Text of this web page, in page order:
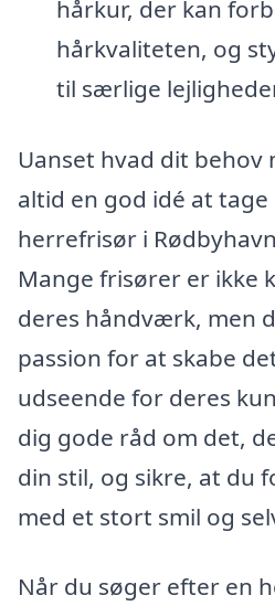
hårkur, der kan
hårkvaliteten, og
til særlige
Uanset hvad dit
altid en god idé at
herrefrisør i
Mange frisører er ikke
deres håndværk, men
passion for at skabe
udseende for deres
dig gode råd om det,
din stil, og sikre, at du
med et stort smil og
Når du søger efter en